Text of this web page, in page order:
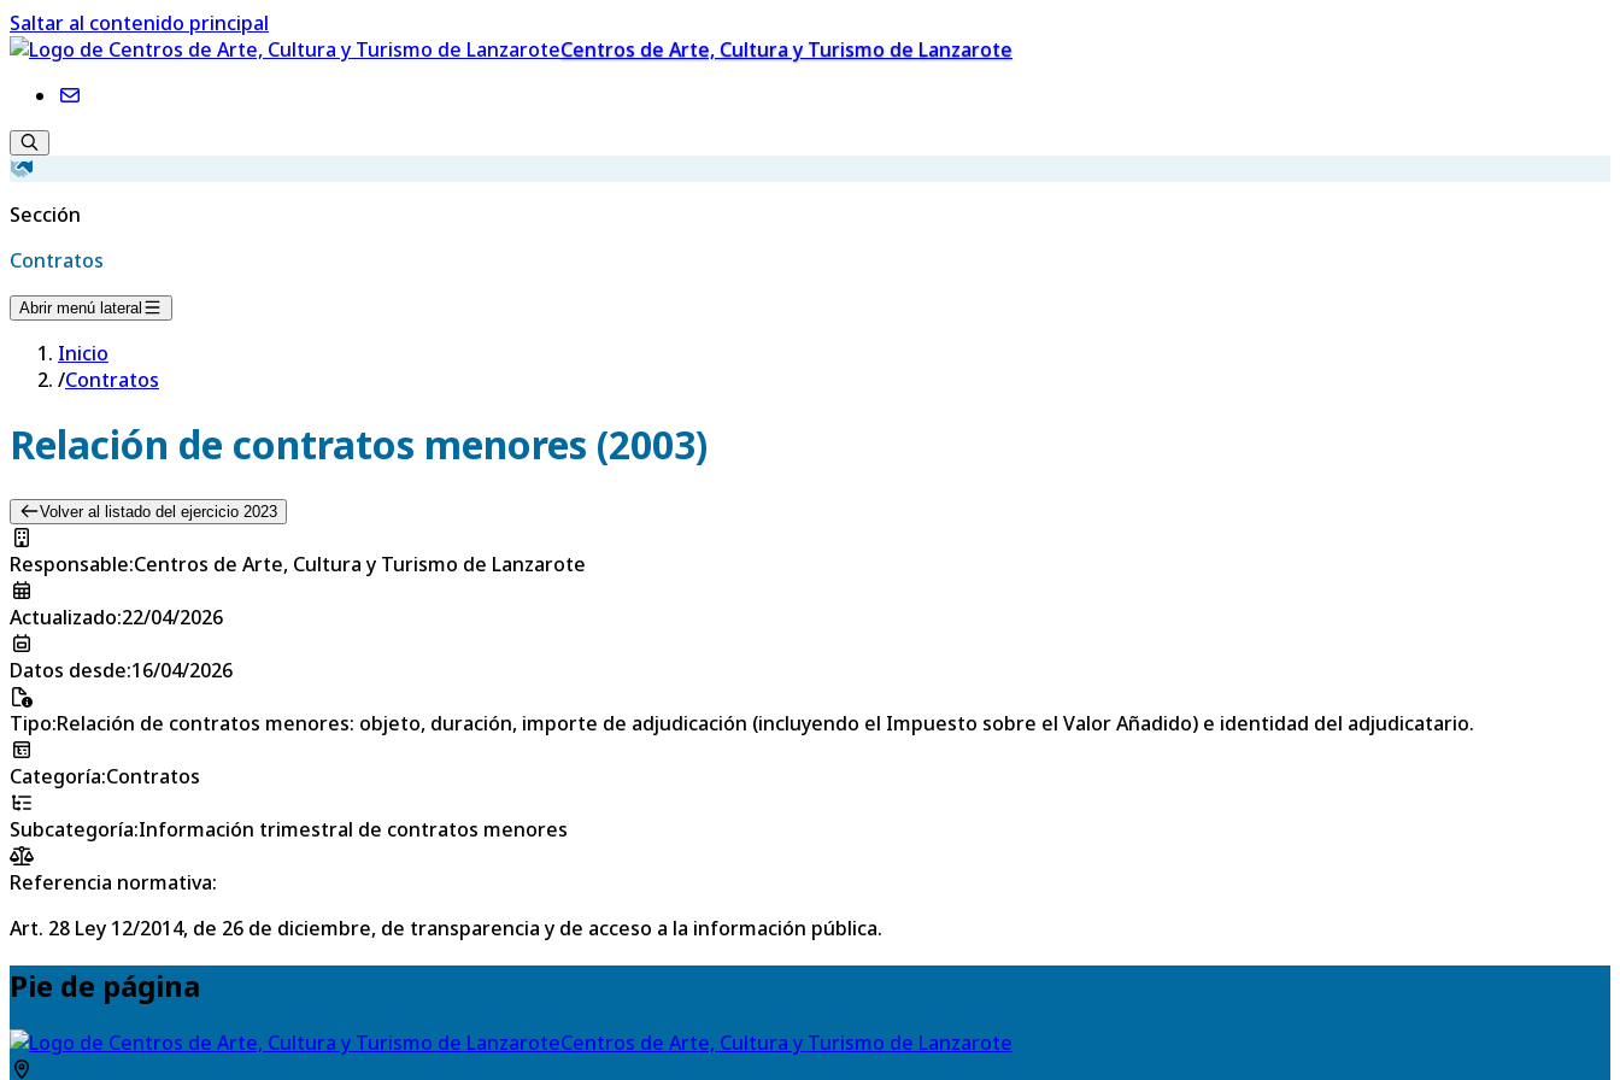
Saltar al contenido principal
Centros de Arte, Cultura y Turismo de Lanzarote
Sección
Contratos
Abrir menú lateral
Inicio
/Contratos
Relación de contratos menores (2003)
Volver al listado del ejercicio 2023
Responsable:Centros de Arte, Cultura y Turismo de Lanzarote
Actualizado:22/04/2026
Datos desde:16/04/2026
Tipo:Relación de contratos menores: objeto, duración, importe de adjudicación (incluyendo el Impuesto sobre el Valor Añadido) e identidad del adjudicatario.
Categoría:Contratos
Subcategoría:Información trimestral de contratos menores
Referencia normativa:
Art. 28 Ley 12/2014, de 26 de diciembre, de transparencia y de acceso a la información pública.
Pie de página
Centros de Arte, Cultura y Turismo de Lanzarote